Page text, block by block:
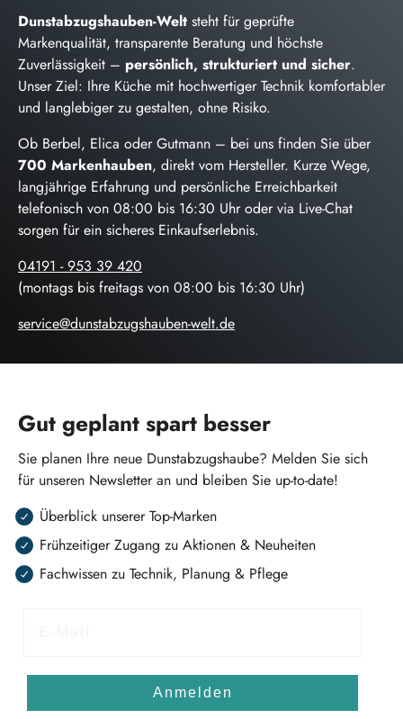
Dunstabzugshauben-Welt steht für geprüfte
Markenqualität, transparente Beratung und höchste
Zuverlässigkeit – persönlich, strukturiert und sicher.
Unser Ziel: Ihre Küche mit hochwertiger Technik komfortabler
und langlebiger zu gestalten, ohne Risiko.
Ob Berbel, Elica oder Gutmann – bei uns finden Sie über
700 Markenhauben, direkt vom Hersteller. Kurze Wege,
langjährige Erfahrung und persönliche Erreichbarkeit
telefonisch von 08:00 bis 16:30 Uhr oder via Live-Chat
sorgen für ein sicheres Einkaufserlebnis.
04191 - 953 39 420
(montags bis freitags von 08:00 bis 16:30 Uhr)
service@dunstabzugshauben-welt.de
Gut geplant spart besser
Sie planen Ihre neue Dunstabzugshaube? Melden Sie sich
für unseren Newsletter an und bleiben Sie up-to-date!
Überblick unserer Top-Marken
Frühzeitiger Zugang zu Aktionen & Neuheiten
Fachwissen zu Technik, Planung & Pflege
Anmelden